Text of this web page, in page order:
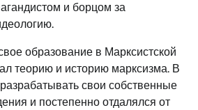
и борцом за
образование в Марксистской
теорию и историю марксизма. В
свои собственные
и постепенно отдалялся от